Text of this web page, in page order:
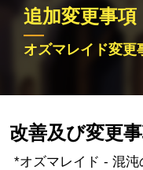
追加変更事項
オズマレイド変更
改善及び変更
*オズマレイド - 混